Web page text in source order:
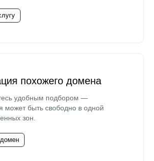
похожего домена
удобным подбором —
может быть свободно в одной
зон.